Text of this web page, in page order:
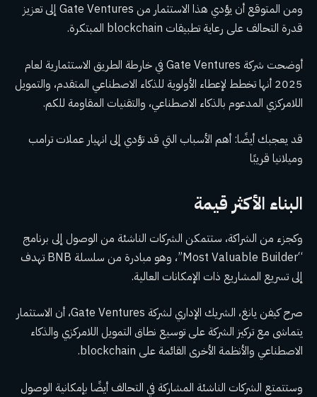
ومن المتوقع أن يؤدي هذا الاستثمار من Gate Ventures إلى تعزيز
قدرة التحالف على رعاية تطبيقات blockchain المبتكرة.
أوضحت شركة Gate Ventures في خارطة الطريق الاستثمارية لعام
2025 أنها تخطط لإعطاء الأولوية للذكاء الاصطناعي المتقدم، والتمويل
اللامركزي المدعوم بالذكاء الاصطناعي، والتقنيات المقاومة للكم.
قد يعجبك أيضًا: أهم الأسباب التي قد تؤدي إلى انهيار عملات ترامب
وميلانيا قريبًا
البناء الأكثر قيمة
وكجزء من الشراكة، ستتمكن الشركات الناشئة من الوصول إلى برنامج
“Most Valuable Builder”، وهو مبادرة من سلسلة BNB تهدف
إلى تسريع المشاريع ذات الإمكانات العالية.
صرح كيفن يانغ، الشريك الإداري لشركة Gate Ventures، أن الاستثمار
يتماشى مع تركيز الشركة على توسيع نطاق التمويل اللامركزي والذكاء
الاصطناعي والأنظمة الأخرى القائمة على blockchain.
وستتمتع الشركات الناشئة المشاركة في التحالف أيضًا بإمكانية الوصول